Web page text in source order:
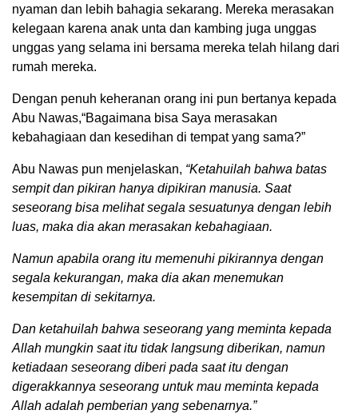
nyaman dan lebih bahagia sekarang. Mereka merasakan
kelegaan karena anak unta dan kambing juga unggas
unggas yang selama ini bersama mereka telah hilang dari
rumah mereka.
Dengan penuh keheranan orang ini pun bertanya kepada
Abu Nawas,“Bagaimana bisa Saya merasakan
kebahagiaan dan kesedihan di tempat yang sama?”
Abu Nawas pun menjelaskan, “Ketahuilah bahwa batas
sempit dan pikiran hanya dipikiran manusia. Saat
seseorang bisa melihat segala sesuatunya dengan lebih
luas, maka dia akan merasakan kebahagiaan.
Namun apabila orang itu memenuhi pikirannya dengan
segala kekurangan, maka dia akan menemukan
kesempitan di sekitarnya.
Dan ketahuilah bahwa seseorang yang meminta kepada
Allah mungkin saat itu tidak langsung diberikan, namun
ketiadaan seseorang diberi pada saat itu dengan
digerakkannya seseorang untuk mau meminta kepada
Allah adalah pemberian yang sebenarnya.”